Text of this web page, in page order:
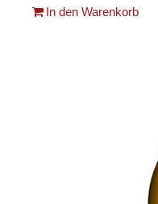
In den Warenkorb